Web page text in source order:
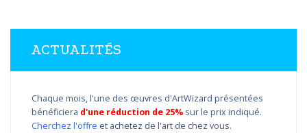
ACTUALITÉS
Chaque mois, l'une des œuvres d'ArtWizard présentées
bénéficiera d'une réduction de 25% sur le prix indiqué.
Cherchez l'offre et achetez de l'art de chez vous.